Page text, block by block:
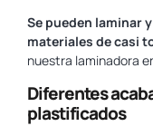
Se pueden laminar
materiales de casi
nuestra laminadora
Diferentes
plastificados